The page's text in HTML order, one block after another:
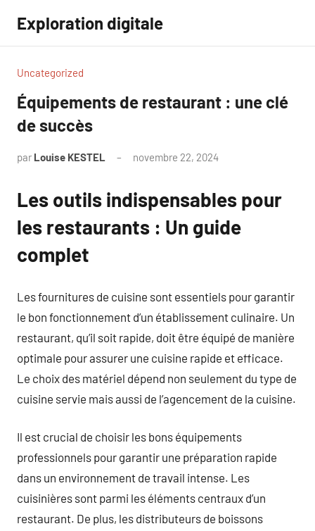
contenu
Exploration digitale
Uncategorized
Équipements de restaurant : une clé
de succès
par Louise KESTEL novembre 22, 2024
Les outils indispensables pour
les restaurants : Un guide
complet
Les fournitures de cuisine sont essentiels pour garantir
le bon fonctionnement d’un établissement culinaire. Un
restaurant, qu’il soit rapide, doit être équipé de manière
optimale pour assurer une cuisine rapide et efficace.
Le choix des matériel dépend non seulement du type de
cuisine servie mais aussi de l’agencement de la cuisine.
Il est crucial de choisir les bons équipements
professionnels pour garantir une préparation rapide
dans un environnement de travail intense. Les
cuisinières sont parmi les éléments centraux d’un
restaurant. De plus, les distributeurs de boissons